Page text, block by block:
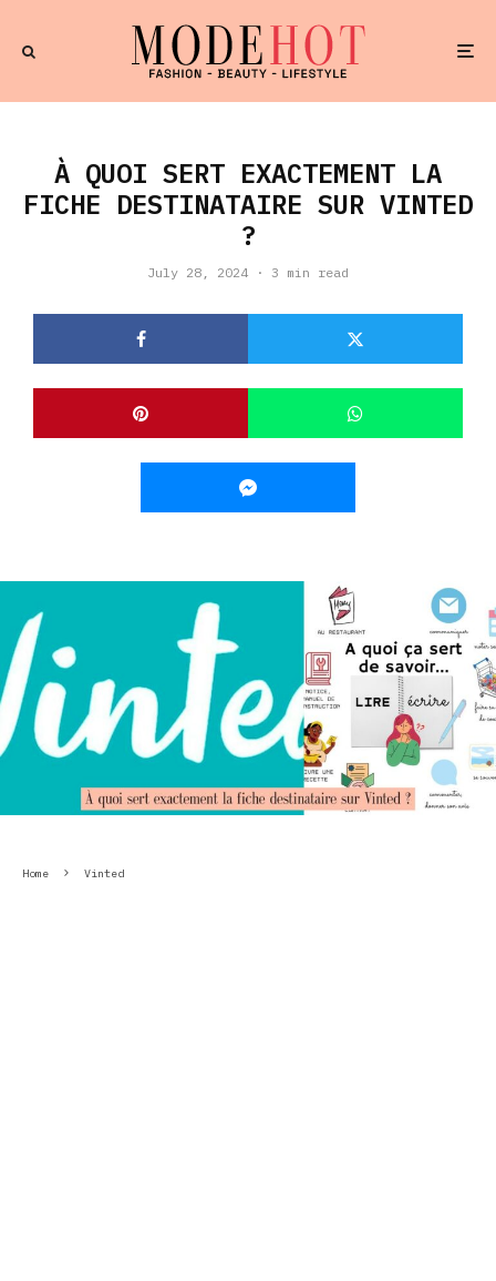
À QUOI SERT EXACTEMENT LA
FICHE DESTINATAIRE SUR VINTED
?
July 28, 2024 · 3 min read
Home Vinted